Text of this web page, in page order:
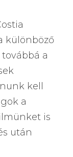
különböző
a
kell
a
is
után